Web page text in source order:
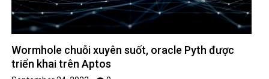
Wormhole chuỗi xuyên suốt, oracle Pyth được
triển khai trên Aptos